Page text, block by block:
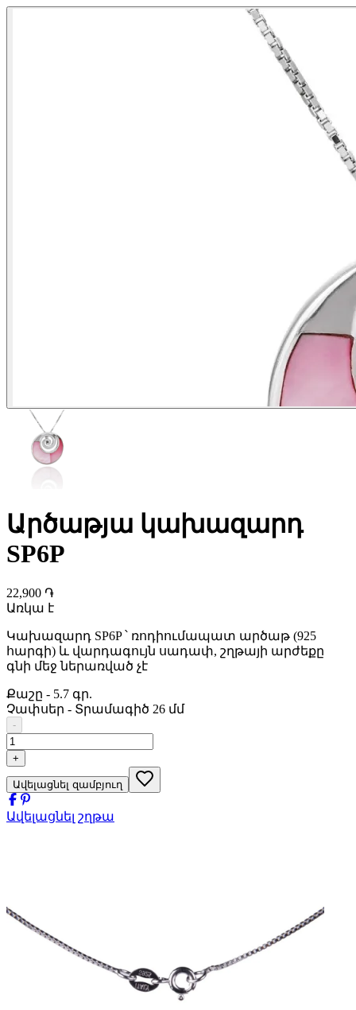
Արծաթյա կախազարդ
SP6P
22,900 ֏
Առկա է
Կախազարդ SP6P ՝ ռոդիումապատ արծաթ (925
հարգի) և վարդագույն սադափ, շղթայի արժեքը
գնի մեջ ներառված չէ
Քաշը - 5.7 գր.
Չափսեր - Տրամագիծ 26 մմ
-
+
Ավելացնել զամբյուղ
Ավելացնել շղթա